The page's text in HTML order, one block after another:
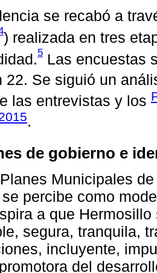
se recabó a
) realizada en tres
5 Las encuestas
22. Se siguió un
las entrevistas y los
.
de gobierno e
Municipales
percibe como
a que
segura, tranquila,
incluyente,
del